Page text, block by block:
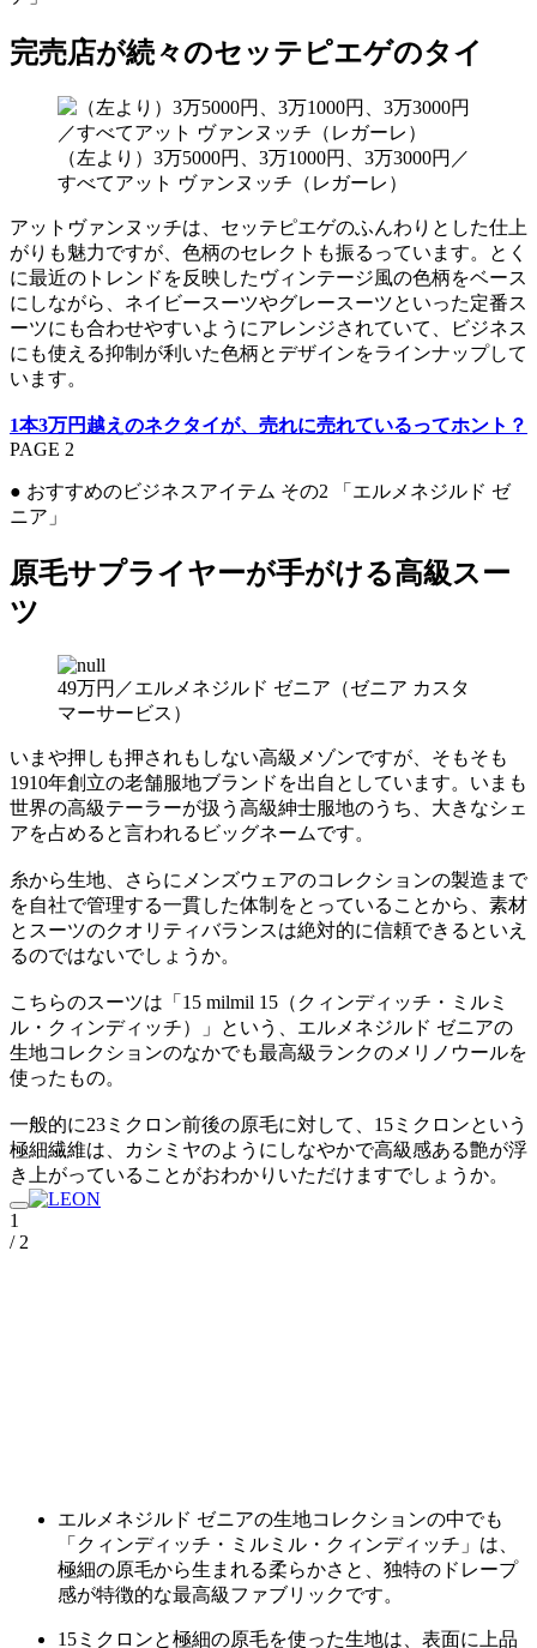
完売店が続々のセッテピエゲのタイ
（左より）3万5000円、3万1000円、3万3000円／
すべてアット ヴァンヌッチ（レガーレ）
アットヴァンヌッチは、セッテピエゲのふんわりとした仕上
がりも魅力ですが、色柄のセレクトも振るっています。とく
に最近のトレンドを反映したヴィンテージ風の色柄をベース
にしながら、ネイビースーツやグレースーツといった定番ス
ーツにも合わせやすいようにアレンジされていて、ビジネス
にも使える抑制が利いた色柄とデザインをラインナップして
います。
1本3万円越えのネクタイが、売れに売れているってホント？
PAGE 2
● おすすめのビジネスアイテム その2 「エルメネジルド ゼ
ニア」
原毛サプライヤーが手がける高級スー
ツ
49万円／エルメネジルド ゼニア（ゼニア カスタ
マーサービス）
いまや押しも押されもしない高級メゾンですが、そもそも
1910年創立の老舗服地ブランドを出自としています。いまも
世界の高級テーラーが扱う高級紳士服地のうち、大きなシェ
アを占めると言われるビッグネームです。
糸から生地、さらにメンズウェアのコレクションの製造まで
を自社で管理する一貫した体制をとっていることから、素材
とスーツのクオリティバランスは絶対的に信頼できるといえ
るのではないでしょうか。
こちらのスーツは「15 milmil 15（クィンディッチ・ミルミ
ル・クィンディッチ）」という、エルメネジルド ゼニアの
生地コレクションのなかでも最高級ランクのメリノウールを
使ったもの。
一般的に23ミクロン前後の原毛に対して、15ミクロンという
極細繊維は、カシミヤのようにしなやかで高級感ある艶が浮
き上がっていることがおわかりいただけますでしょうか。
1
/ 2
エルメネジルド ゼニアの生地コレクションの中でも
「クィンディッチ・ミルミル・クィンディッチ」は、
極細の原毛から生まれる柔らかさと、独特のドレープ
感が特徴的な最高級ファブリックです。
15ミクロンと極細の原毛を使った生地は、表面に上品